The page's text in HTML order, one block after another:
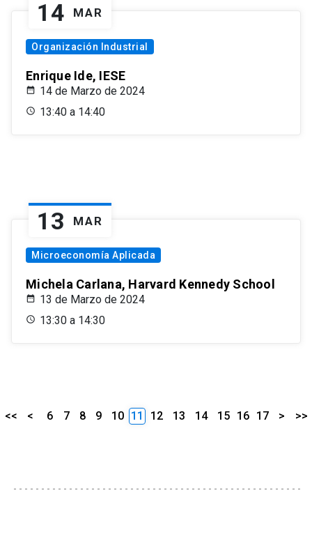
14 MAR
Organización Industrial
Enrique Ide, IESE
14 de Marzo de 2024
13:40 a 14:40
13 MAR
Microeconomía Aplicada
Michela Carlana, Harvard Kennedy School
13 de Marzo de 2024
13:30 a 14:30
<< < 6 7 8 9 10 11 12 13 14 15 16 17 > >>